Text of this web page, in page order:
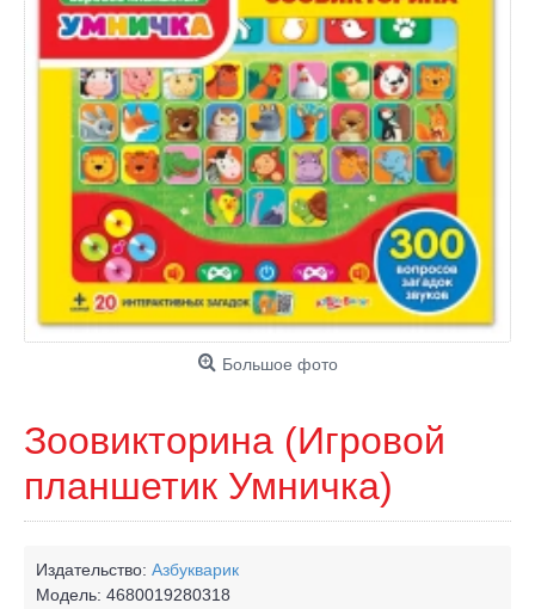
Большое фото
Зоовикторина (Игровой
планшетик Умничка)
Издательство: Азбукварик
Модель: 4680019280318